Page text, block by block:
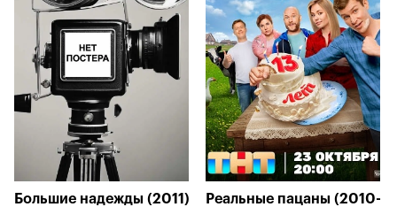
Большие надежды (2011)
Реальные пацаны (2010-